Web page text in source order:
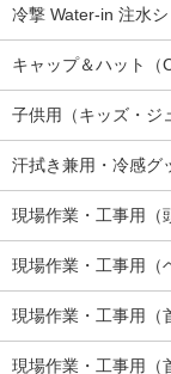
冷撃 Water-in 注水
キャップ＆ハット（
子供用（キッズ・ジ
汗拭き兼用・冷感グ
現場作業・工事用（
現場作業・工事用（
現場作業・工事用（
現場作業・工事用（